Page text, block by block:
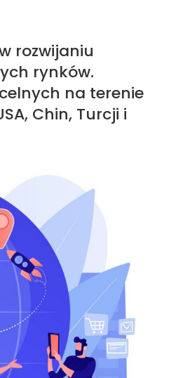
rozwijaniu
rynków.
na terenie
Chin, Turcji i